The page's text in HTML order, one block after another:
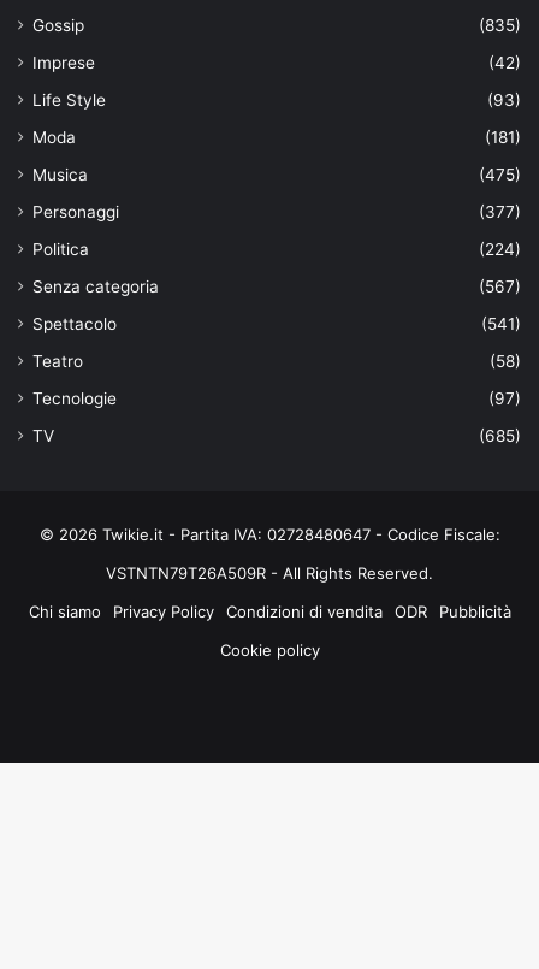
Gossip
(835)
Imprese
(42)
Life Style
(93)
Moda
(181)
Musica
(475)
Personaggi
(377)
Politica
(224)
Senza categoria
(567)
Spettacolo
(541)
Teatro
(58)
Tecnologie
(97)
TV
(685)
© 2026 Twikie.it - Partita IVA: 02728480647 - Codice Fiscale:
VSTNTN79T26A509R - All Rights Reserved.
Chi siamo
Privacy Policy Condizioni di vendita ODR
Pubblicità
Cookie policy
Tube